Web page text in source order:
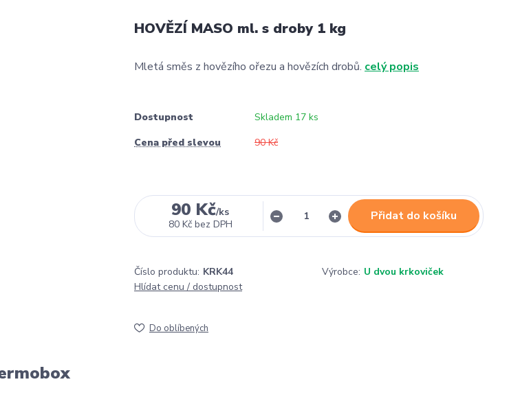
HOVĚZÍ MASO ml. s droby 1 kg
Mletá směs z hovězího ořezu a hovězích drobů. celý popis
Dostupnost
Skladem 17 ks
Cena před slevou
90 Kč
90 Kč/ks
80 Kč bez DPH
Přidat do košíku
Číslo produktu: KRK44 Výrobce: U dvou krkoviček
Hlídat cenu / dostupnost
Do oblíbených